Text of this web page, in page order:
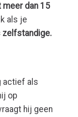
meer dan 15
als je
zelfstandige.
actief als
op
hij geen